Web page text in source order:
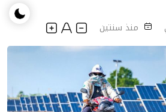
منذ سنتين